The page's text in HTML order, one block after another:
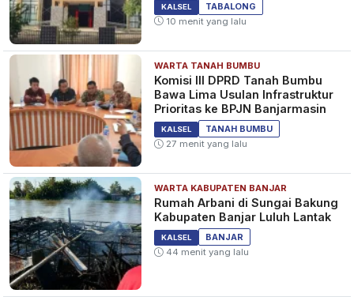
KALSEL
TABALONG
10 menit yang lalu
WARTA TANAH BUMBU
Komisi III DPRD Tanah Bumbu
Bawa Lima Usulan Infrastruktur
Prioritas ke BPJN Banjarmasin
KALSEL
TANAH BUMBU
27 menit yang lalu
WARTA KABUPATEN BANJAR
Rumah Arbani di Sungai Bakung
Kabupaten Banjar Luluh Lantak
KALSEL
BANJAR
44 menit yang lalu